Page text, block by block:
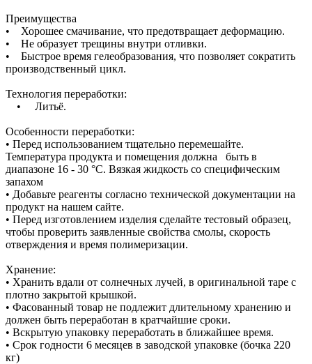
Преимущества
• Хорошее смачивание, что предотвращает деформацию.
• Не образует трещины внутри отливки.
• Быстрое время гелеобразования, что позволяет сократить
производственный цикл.
Технология переработки:
• Литьё.
Особенности переработки:
• Перед использованием тщательно перемешайте.
Температура продукта и помещения должна быть в
диапазоне 16 - 30 °C. Вязкая жидкость со специфическим
запахом
• Добавьте реагенты согласно технической документации на
продукт на нашем сайте.
• Перед изготовлением изделия сделайте тестовый образец,
чтобы проверить заявленные свойства смолы, скорость
отверждения и время полимеризации.
Хранение:
• Хранить вдали от солнечных лучей, в оригинальной таре с
плотно закрытой крышкой.
• Фасованный товар не подлежит длительному хранению и
должен быть переработан в кратчайшие сроки.
• Вскрытую упаковку переработать в ближайшее время.
• Срок годности 6 месяцев в заводской упаковке (бочка 220
кг)